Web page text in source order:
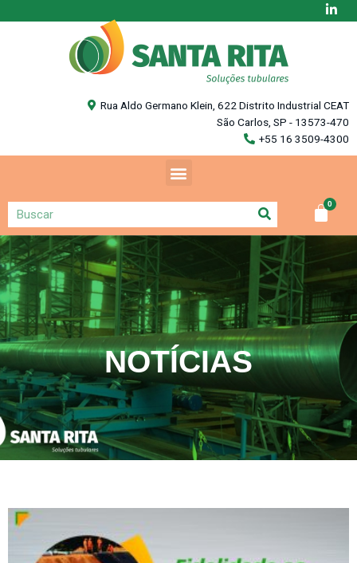
Rua Aldo Germano Klein, 622 Distrito Industrial CEAT
São Carlos, SP - 13573-470
+55 16 3509-4300
NOTÍCIAS